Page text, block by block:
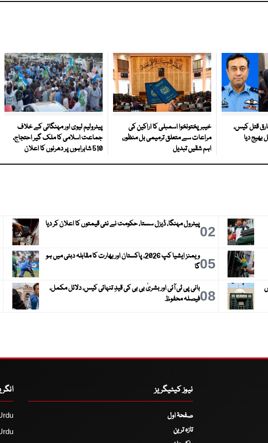
قتل کیس،
بھیج دیا
خیبرپختونخوا اسمبلی کا اراکین کی
مراعات سے متعلق ترمیمی بل منظور،
اہم شقیں تبدیل
پیٹرولیم لیوی اور مہنگائی کے خلاف
جماعت اسلامی کا ملک گیر احتجاج،
510 شاہراہوں پر دھرنوں کا اعلان
02پیٹرول مہنگا، ڈیزل سستا، حکومت نے نئی قیمتوں کا اعلان کر دیا
05
ویمنز ایشیا کپ 2026، پاکستان اور بھارت کا مقابلہ دبئی میں ہو
گا
08بانی پی ٹی آئی اور بشریٰ بی بی کی قیدِ تنہائی کیس، دلائل مکمل،
فیصلہ محفوظ
نیوز کیٹیگریز
صفحۂ اول
تازہ ترین